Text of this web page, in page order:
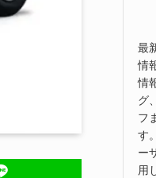
最
情
情
グ
フ
す
ー
用